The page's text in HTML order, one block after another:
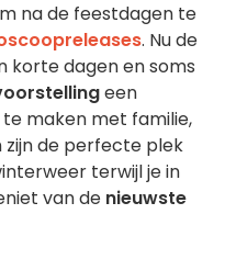
na de feestdagen te
. Nu de
korte dagen en soms
een
maken met familie,
zijn de perfecte plek
terwijl je in
van de nieuwste